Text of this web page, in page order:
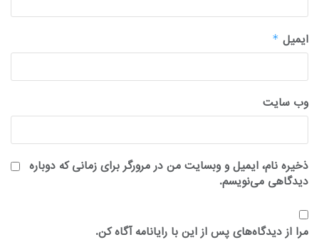
ایمیل *
وب‌ سایت
ذخیره نام، ایمیل و وبسایت من در مرورگر برای زمانی که دوباره
دیدگاهی می‌نویسم.
مرا از دیدگاه‌های پس از این با رایانامه آگاه کن.